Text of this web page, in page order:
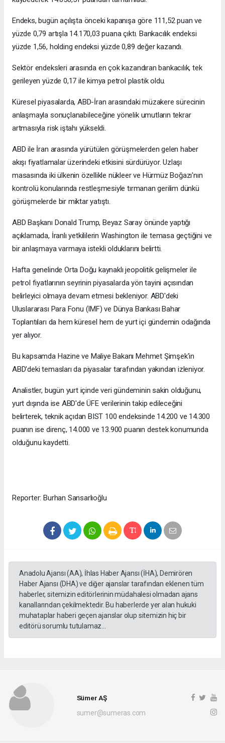
Endeks, bugün açılışta önceki kapanışa göre 111,52 puan ve
yüzde 0,79 artışla 14.170,03 puana çıktı. Bankacılık endeksi
yüzde 1,56, holding endeksi yüzde 0,89 değer kazandı.
Sektör endeksleri arasında en çok kazandıran bankacılık, tek
gerileyen yüzde 0,17 ile kimya petrol plastik oldu.
Küresel piyasalarda, ABD-İran arasındaki müzakere sürecinin
anlaşmayla sonuçlanabileceğine yönelik umutların tekrar
artmasıyla risk iştahı yükseldi.
ABD ile İran arasında yürütülen görüşmelerden gelen haber
akışı fiyatlamalar üzerindeki etkisini sürdürüyor. Uzlaşı
masasında iki ülkenin özellikle nükleer ve Hürmüz Boğazı'nın
kontrolü konularında restleşmesiyle tırmanan gerilim dünkü
görüşmelerde bir miktar yatıştı.
ABD Başkanı Donald Trump, Beyaz Saray önünde yaptığı
açıklamada, İranlı yetkililerin Washington ile temasa geçtiğini ve
bir anlaşmaya varmaya istekli olduklarını belirtti.
Hafta genelinde Orta Doğu kaynaklı jeopolitik gelişmeler ile
petrol fiyatlarının seyrinin piyasalarda yön tayini açısından
belirleyici olmaya devam etmesi bekleniyor. ABD'deki
Uluslararası Para Fonu (IMF) ve Dünya Bankası Bahar
Toplantıları da hem küresel hem de yurt içi gündemin odağında
yer alıyor.
Bu kapsamda Hazine ve Maliye Bakanı Mehmet Şimşek'in
ABD'deki temasları da piyasalar tarafından yakından izleniyor.
Analistler, bugün yurt içinde veri gündeminin sakin olduğunu,
yurt dışında ise ABD'de ÜFE verilerinin takip edileceğini
belirterek, teknik açıdan BIST 100 endeksinde 14.200 ve 14.300
puanın ise direnç, 14.000 ve 13.900 puanın destek konumunda
olduğunu kaydetti.
Reporter: Burhan Sansarlıoğlu
Anadolu Ajansı (AA), İhlas Haber Ajansı (İHA), Demirören
Haber Ajansı (DHA) ve diğer ajanslar tarafından eklenen tüm
haberler, sitemizin editörlerinin müdahalesi olmadan ajans
kanallarından çekilmektedir. Bu haberlerde yer alan hukuki
muhataplar haberi geçen ajanslar olup sitemizin hiç bir
editörü sorumlu tutulamaz...
Sümer AŞ
sumer@sumeras.com